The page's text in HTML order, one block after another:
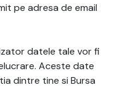
pe adresa de email
datele tale vor fi
Aceste date
dintre tine si Bursa